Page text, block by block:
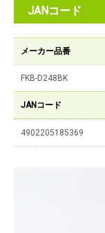
JANコード
メーカー品番
FKB-D248BK
JANコード
4902205185369